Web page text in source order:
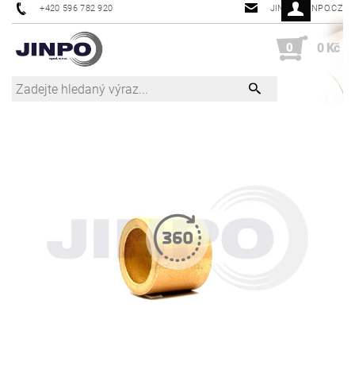
+420 596 782 920 JINPO@JINPO.CZ
0 0 Kč